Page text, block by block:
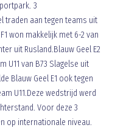
3
traden aan tegen teams uit
won makkelijk met 6-2 van
uit Rusland.Blauw Geel E2
U11 van B73 Slagelse uit
Blauw Geel E1 ook tegen
U11.Deze wedstrijd werd
Voor deze 3
op internationale niveau.